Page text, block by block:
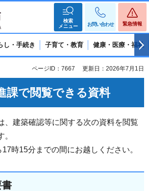
検索
メニュー
お問い合わせ 緊急情報
し・手続き 子育て・教育 健康・医療・福祉
ページID：7667 更新日：2026年7月1日
課で閲覧できる資料
、建築確認等に関する次の資料を閲覧
時15分までの間にお越しください。
書